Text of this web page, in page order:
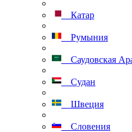
Катар
Румыния
Саудовская
Судан
Швеция
Словения